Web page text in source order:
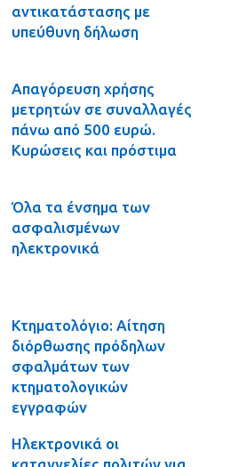
αντικατάστασης με
υπεύθυνη δήλωση
Απαγόρευση χρήσης
μετρητών σε συναλλαγές
πάνω από 500 ευρώ.
Κυρώσεις και πρόστιμα
Όλα τα ένσημα των
ασφαλισμένων
ηλεκτρονικά
Κτηματολόγιο: Αίτηση
διόρθωσης πρόδηλων
σφαλμάτων των
κτηματολογικών
εγγραφών
Ηλεκτρονικά οι